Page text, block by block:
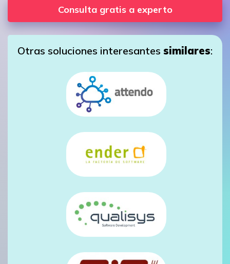
Consulta gratis a experto
Otras soluciones interesantes similares: